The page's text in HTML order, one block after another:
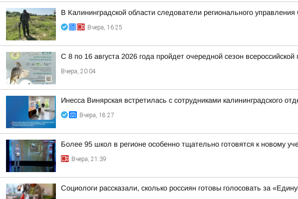
В Калининградской области следователи регионального
Вчера, 16:25
С 8 по 16 августа 2026 года пройдет очередной сезон
Вчера, 20:04
Инесса Винярская встретилась с сотрудниками калининградского
Вчера, 18:27
Более 95 школ в регионе особенно тщательно готовятся к новому
Вчера, 21:39
Социологи рассказали, сколько россиян готовы голосовать за